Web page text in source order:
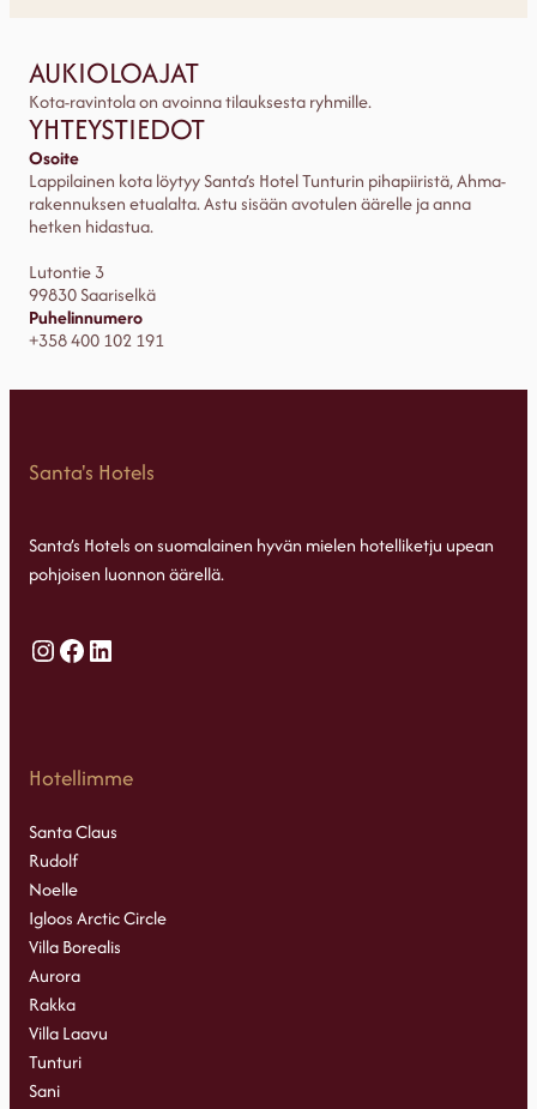
AUKIOLOAJAT
Kota-ravintola on avoinna tilauksesta ryhmille.
YHTEYSTIEDOT
Osoite
Lappilainen kota löytyy Santa’s Hotel Tunturin pihapiiristä, Ahma-
rakennuksen etualalta. Astu sisään avotulen äärelle ja anna
hetken hidastua.
Lutontie 3
99830 Saariselkä
Puhelinnumero
+358 400 102 191
Santa's Hotels
Santa’s Hotels on suomalainen hyvän mielen hotelliketju upean
pohjoisen luonnon äärellä.
Instagram
Facebook
LinkedIn
Hotellimme
Santa Claus
Rudolf
Noelle
Igloos Arctic Circle
Villa Borealis
Aurora
Rakka
Villa Laavu
Tunturi
Sani